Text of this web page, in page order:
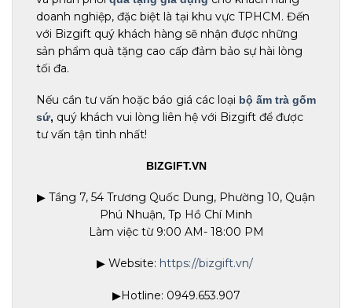
doanh nghiệp, đặc biệt là tại khu vực TPHCM. Đến
với Bizgift quý khách hàng sẽ nhận được những
sản phẩm quà tặng cao cấp đảm bảo sự hài lòng
tối đa.
Nếu cần tư vấn hoặc báo giá các loại bộ ấm trà gốm
sứ, quý khách vui lòng liên hệ với Bizgift để được
tư vấn tận tình nhất!
BIZGIFT.VN
▶ Tầng 7, 54 Trương Quốc Dung, Phường 10, Quận
Phú Nhuận, Tp Hồ Chí Minh
Làm việc từ 9:00 AM- 18:00 PM
▶ Website: https://bizgift.vn/
▶Hotline: 0949.653.907